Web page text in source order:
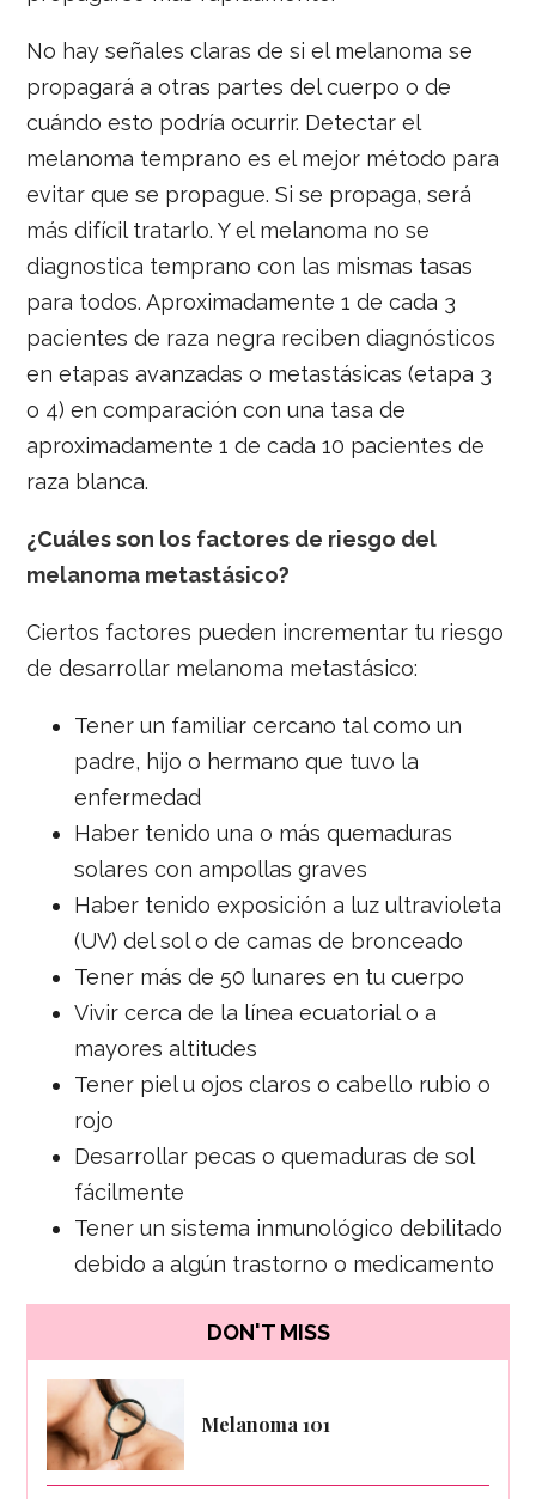
No hay señales claras de si el melanoma se
propagará a otras partes del cuerpo o de
cuándo esto podría ocurrir. Detectar el
melanoma temprano es el mejor método para
evitar que se propague. Si se propaga, será
más difícil tratarlo. Y el melanoma no se
diagnostica temprano con las mismas tasas
para todos. Aproximadamente 1 de cada 3
pacientes de raza negra reciben diagnósticos
en etapas avanzadas o metastásicas (etapa 3
o 4) en comparación con una tasa de
aproximadamente 1 de cada 10 pacientes de
raza blanca.
¿Cuáles son los factores de riesgo del
melanoma metastásico?
Ciertos factores pueden incrementar tu riesgo
de desarrollar melanoma metastásico:
Tener un familiar cercano tal como un
padre, hijo o hermano que tuvo la
enfermedad
Haber tenido una o más quemaduras
solares con ampollas graves
Haber tenido exposición a luz ultravioleta
(UV) del sol o de camas de bronceado
Tener más de 50 lunares en tu cuerpo
Vivir cerca de la línea ecuatorial o a
mayores altitudes
Tener piel u ojos claros o cabello rubio o
rojo
Desarrollar pecas o quemaduras de sol
fácilmente
Tener un sistema inmunológico debilitado
debido a algún trastorno o medicamento
DON'T MISS
Melanoma 101